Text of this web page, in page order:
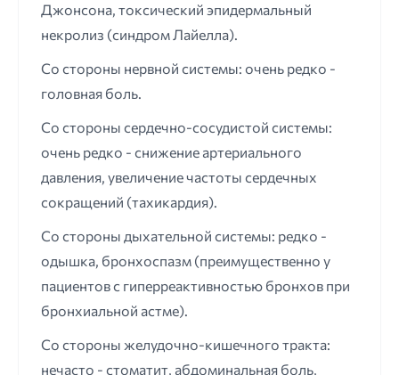
Джонсона, токсический эпидермальный
некролиз (синдром Лайелла).
Со стороны нервной системы: очень редко -
головная боль.
Со стороны сердечно-сосудистой системы:
очень редко - снижение артериального
давления, увеличение частоты сердечных
сокращений (тахикардия).
Со стороны дыхательной системы: редко -
одышка, бронхоспазм (преимущественно у
пациентов с гиперреактивностью бронхов при
бронхиальной астме).
Со стороны желудочно-кишечного тракта:
нечасто - стоматит, абдоминальная боль,